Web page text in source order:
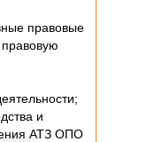
правовые
и
АТЗ ОПО